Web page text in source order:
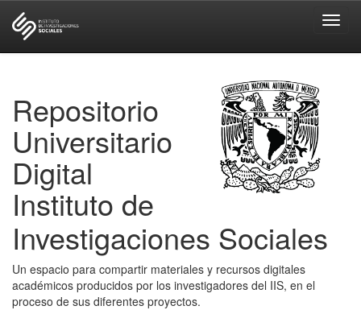
Repositorio
Universitario
Digital
Instituto de
Investigaciones Sociales
Un espacio para compartir materiales y recursos digitales
académicos producidos por los investigadores del IIS, en el
proceso de sus diferentes proyectos.